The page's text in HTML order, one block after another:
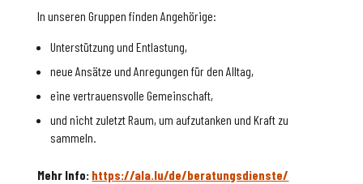
In unseren Gruppen finden Angehörige:
Unterstützung und Entlastung,
neue Ansätze und Anregungen für den Alltag,
eine vertrauensvolle Gemeinschaft,
und nicht zuletzt Raum, um aufzutanken und Kraft zu
sammeln.
Mehr Info: https://ala.lu/de/beratungsdienste/